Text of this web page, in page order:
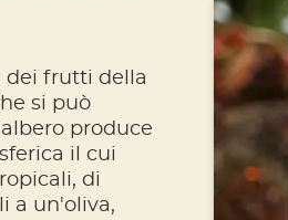
dei frutti della
si può
produce
il cui
di
a un'oliva,